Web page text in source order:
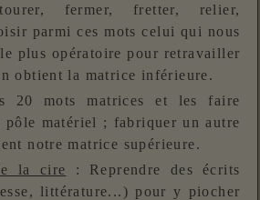
fermer, fretter, relier,
parmi ces mots celui qui nous
plus opératoire pour retravailler
obtient la matrice inférieure.
20 mots matrices et les faire
pôle matériel ; fabriquer un autre
notre matrice supérieure.
la cire : Reprendre des écrits
littérature...) pour y piocher